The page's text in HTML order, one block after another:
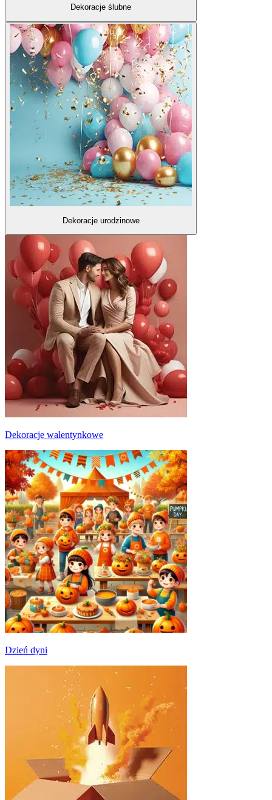
Dekoracje ślubne
Dekoracje urodzinowe
Dekoracje walentynkowe
Dzień dyni